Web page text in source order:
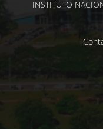
INSTITUTO